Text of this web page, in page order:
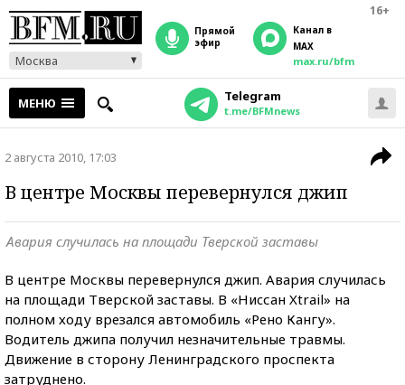
16+
Москва
прямой
эфир
Канал в
MAX
max.ru/bfm
МЕНЮ Telegram
t.me/BFMnews
2 августа 2010, 17:03
В центре Москвы перевернулся джип
Авария случилась на площади Тверской заставы
В центре Москвы перевернулся джип. Авария случилась
на площади Тверской заставы. В «Ниcсан Xtrail» на
полном ходу врезался автомобиль «Рено Кангу».
Водитель джипа получил незначительные травмы.
Движение в сторону Ленинградского проспекта
затруднено.